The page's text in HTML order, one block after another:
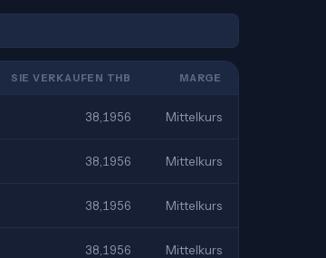
SIE VERKAUFEN THB MARGE
38,1956 Mittelkurs
38,1956 Mittelkurs
38,1956 Mittelkurs
38,1956 Mittelkurs